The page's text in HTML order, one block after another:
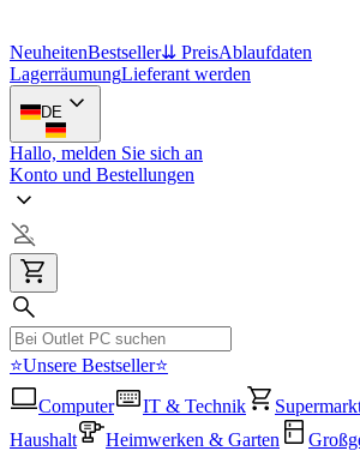
NeuheitenBestseller⇊ PreisAblaufdaten
LagerräumungLieferant werden
DE
Hallo, melden Sie sich an
Konto und Bestellungen
⭐Unsere Bestseller⭐
Computer
IT & Technik
Haushalt
Heimwerken & Garten